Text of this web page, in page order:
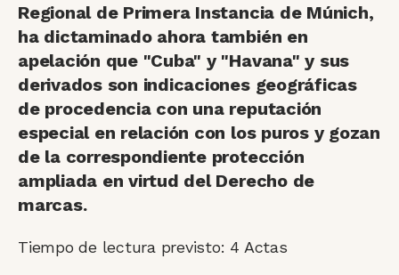
Regional de Primera Instancia de Múnich,
ha dictaminado ahora también en
apelación que "Cuba" y "Havana" y sus
derivados son indicaciones geográficas
de procedencia con una reputación
especial en relación con los puros y gozan
de la correspondiente protección
ampliada en virtud del Derecho de
marcas.
Tiempo de lectura previsto: 4 Actas